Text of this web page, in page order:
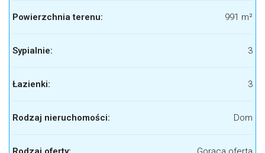
Powierzchnia terenu: 991 m²
Sypialnie: 3
Łazienki: 3
Rodzaj nieruchomości: Dom